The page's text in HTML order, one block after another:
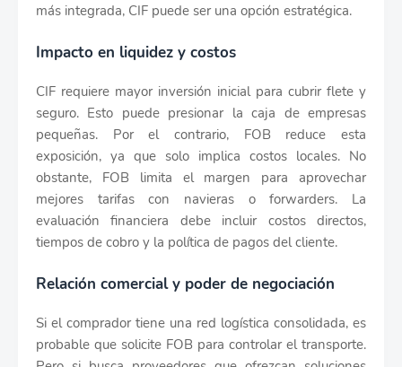
más integrada, CIF puede ser una opción estratégica.
Impacto en liquidez y costos
CIF requiere mayor inversión inicial para cubrir flete y
seguro. Esto puede presionar la caja de empresas
pequeñas. Por el contrario, FOB reduce esta
exposición, ya que solo implica costos locales. No
obstante, FOB limita el margen para aprovechar
mejores tarifas con navieras o forwarders. La
evaluación financiera debe incluir costos directos,
tiempos de cobro y la política de pagos del cliente.
Relación comercial y poder de negociación
Si el comprador tiene una red logística consolidada, es
probable que solicite FOB para controlar el transporte.